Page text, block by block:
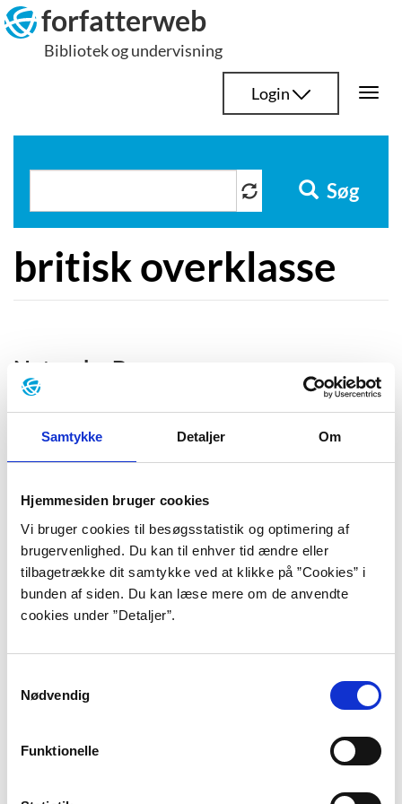
Samtykke Detaljer Om
Hjemmesiden bruger cookies
Vi bruger cookies til besøgsstatistik og optimering af
brugervenlighed. Du kan til enhver tid ændre eller
tilbagetrække dit samtykke ved at klikke på ”Cookies” i
bunden af siden. Du kan læse mere om de anvendte
cookies under ”Detaljer”.
Nødvendig
Funktionelle
Hop
til
indhold
forfatterweb
Bibliotek og undervisning
Login
Søg
britisk overklasse
Natascha Brown
Det lå ikke i kortene, at Natasha Brown skulle skrive.
finanssektor, som hun trækker på, når hun i sine
og magt.
Edward St Aubyn
I Edward St Aubyns selvbiografiske roman-kvintet om
alter egoet Patrick Melrose bliver vi lukket ind bag
Jane Austen
Mens den industrielle revolution forvandlede England
skrev Jane Austen sine romaner. De handler stort set